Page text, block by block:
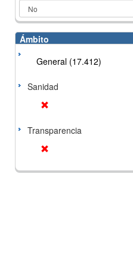
Ámbito
General (17.412)
Sanidad
Transparencia